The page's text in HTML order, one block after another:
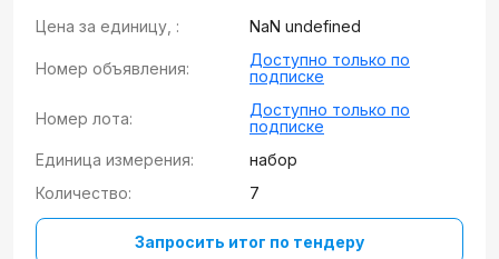
Цена за единицу, : NaN undefined
Номер объявления:
Доступно только по
подписке
Номер лота:
Доступно только по
подписке
Единица измерения:
набор
Количество:
7
Запросить итог по тендеру